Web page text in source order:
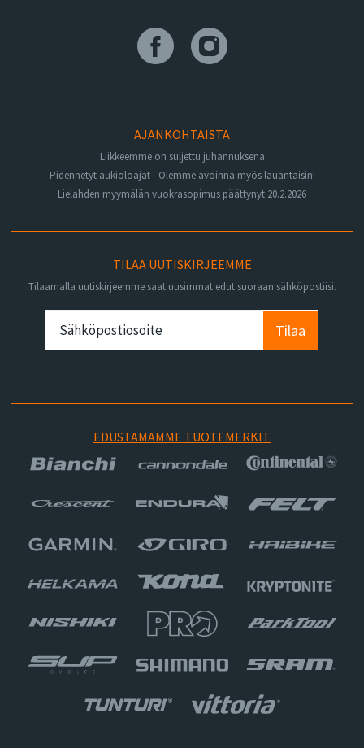
AJANKOHTAISTA
Liikkeemme on suljettu juhannuksena
Pidennetyt aukioloajat - Olemme avoinna myös lauantaisin!
Lielahden myymälän vuokrasopimus päättynyt 20.2.2026
TILAA UUTISKIRJEEMME
Tilaamalla uutiskirjeemme saat uusimmat edut suoraan sähköpostiisi.
Tilaa
EDUSTAMAMME TUOTEMERKIT